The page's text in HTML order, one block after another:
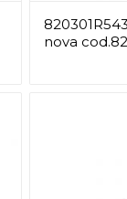
nova